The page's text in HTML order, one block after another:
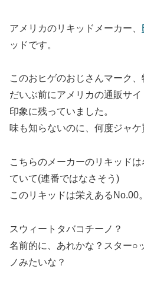
アメリカのリキッドメーカー、
ッドです。
このおヒゲのおじさんマーク、
だいぶ前にアメリカの通販サ
印象に残っていました。
味も知らないのに、何度ジャケ
こちらのメーカーのリキッド
ていて(連番ではなさそう)
このリキッドは栄えあるNo.00。
スウィートタバコチーノ？
名前的に、あれかな？スター○
ノみたいな？